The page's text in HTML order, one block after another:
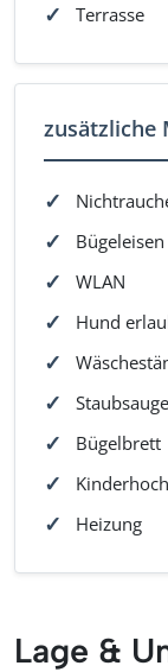
Terrasse
zusätzliche
Bügeleisen
WLAN
Hund
Bügelbrett
Heizung
Lage &